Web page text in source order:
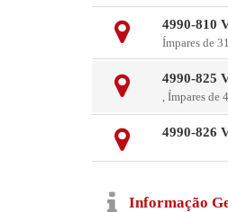
4990-810
Ímpares de
4990-825
, Ímpares de
4990-826
Informação